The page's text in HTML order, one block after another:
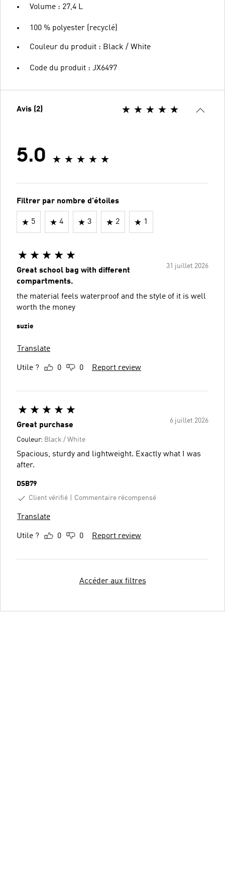
Volume : 27,4 L
100 % polyester (recyclé)
Couleur du produit : Black / White
Code du produit : JX6497
Avis (2)
5.0
Filtrer par nombre d'étoiles
5 4 3 2 1
31 juillet 2026
Great school bag with different
compartments.
the material feels waterproof and the style of it is well
worth the money
suzie
Translate
Utile ? 0 0 Report review
6 juillet 2026
Great purchase
Couleur: Black / White
Spacious, sturdy and lightweight. Exactly what I was
after.
DSB79
Client vérifié
Commentaire récompensé
Translate
Utile ? 0 0 Report review
Accéder aux filtres